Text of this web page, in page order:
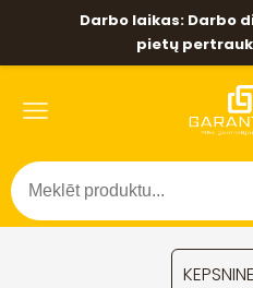
Darbo laikas: Darbo
pietų